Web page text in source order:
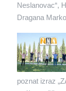
Neslanovac“,
Dragana
poznat izraz